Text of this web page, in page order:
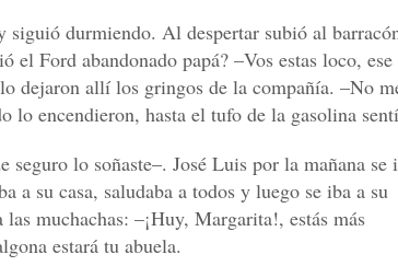
durmiendo. Al despertar subió al
el Ford abandonado papá? –Vos estas loco, ese
dejaron allí los gringos de la compañía. –No
lo encendieron, hasta el tufo de la gasolina
seguro lo soñaste–. José Luis por la mañana se
a su casa, saludaba a todos y luego se iba a su
muchachas: –¡Huy, Margarita!, estás más
estará tu abuela.